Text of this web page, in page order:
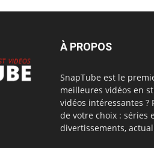
À PROPOS
SnapTube est le
meilleures vidéos en
vidéos intéressantes ?
de votre choix : séries
divertissements,